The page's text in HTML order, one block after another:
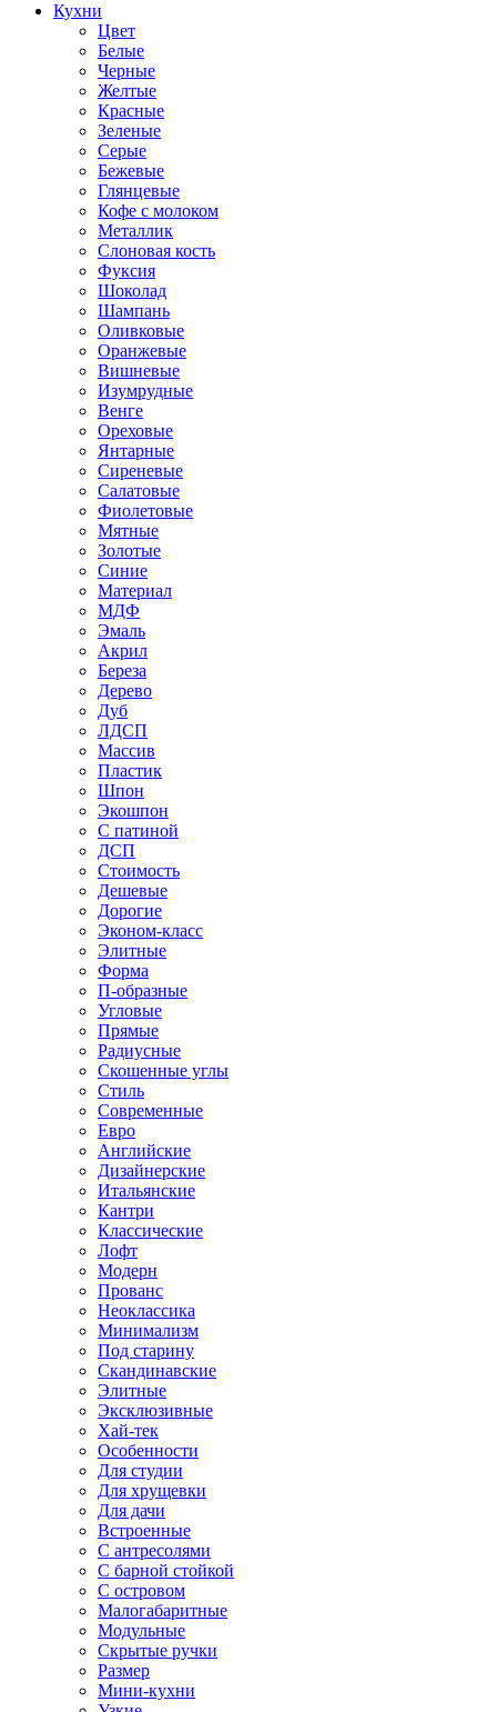
Кухни
Цвет
Белые
Черные
Желтые
Красные
Зеленые
Серые
Бежевые
Глянцевые
Кофе с молоком
Металлик
Слоновая кость
Фуксия
Шоколад
Шампань
Оливковые
Оранжевые
Вишневые
Изумрудные
Венге
Ореховые
Янтарные
Сиреневые
Салатовые
Фиолетовые
Мятные
Золотые
Синие
Материал
МДФ
Эмаль
Акрил
Береза
Дерево
Дуб
ЛДСП
Массив
Пластик
Шпон
Экошпон
С патиной
ДСП
Стоимость
Дешевые
Дорогие
Эконом-класс
Элитные
Форма
П-образные
Угловые
Прямые
Радиусные
Скошенные углы
Стиль
Современные
Евро
Английские
Дизайнерские
Итальянские
Кантри
Классические
Лофт
Модерн
Прованс
Неоклассика
Минимализм
Под старину
Скандинавские
Элитные
Эксклюзивные
Хай-тек
Особенности
Для студии
Для хрущевки
Для дачи
Встроенные
С антресолями
С барной стойкой
С островом
Малогабаритные
Модульные
Скрытые ручки
Размер
Мини-кухни